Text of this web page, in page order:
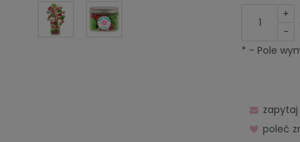
+
-
* - Pole
poleć